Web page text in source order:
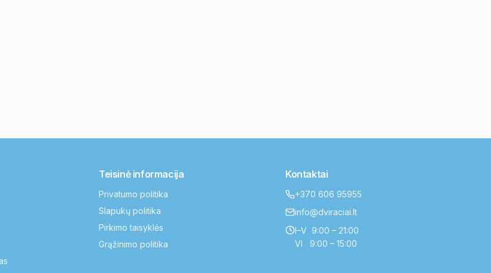
Teisinė informacija
Privatumo politika
Slapukų politika
Pirkimo taisyklės
Grąžinimo politika
Kontaktai
+370 606 95955
info@dviraciai.lt
I–V 9:00 – 21:00
VI 9:00 – 15:00